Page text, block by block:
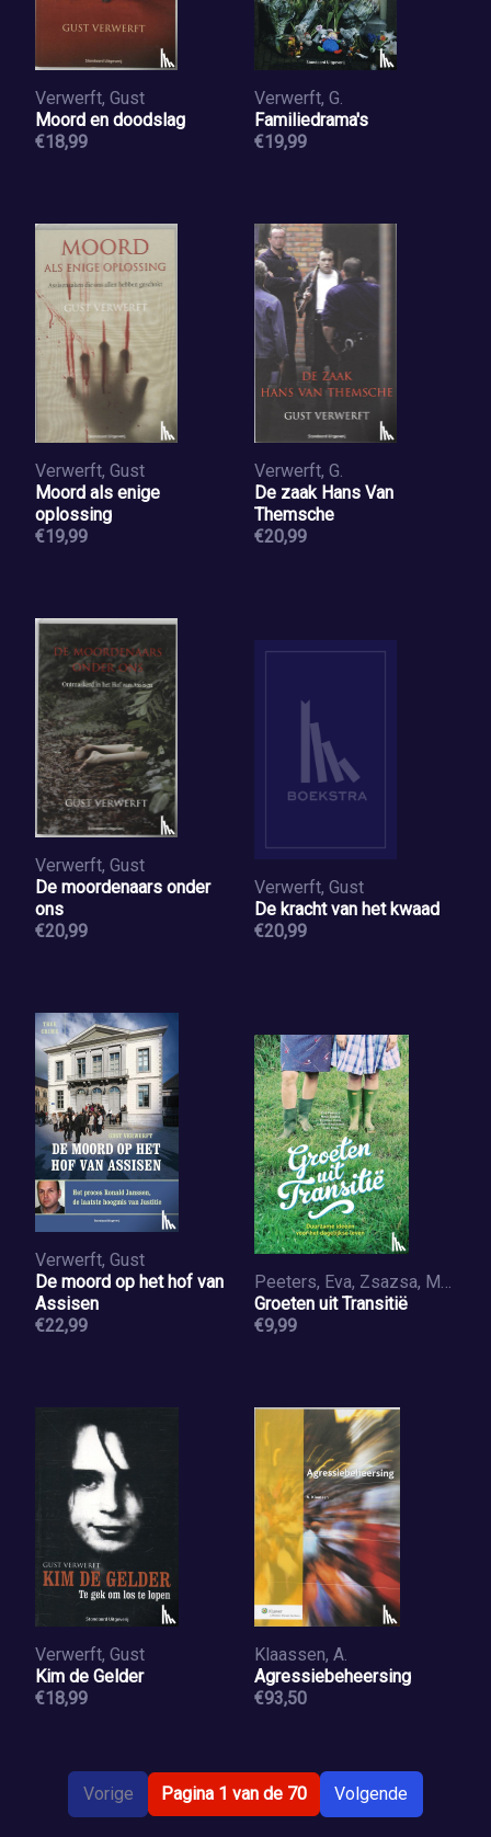
Verwerft, Gust
Moord en doodslag
€18,99
Verwerft, G.
Familiedrama's
€19,99
Verwerft, Gust
Moord als enige
oplossing
€19,99
Verwerft, G.
De zaak Hans Van
Themsche
€20,99
Verwerft, Gust
De moordenaars onder
ons
€20,99
Verwerft, Gust
De kracht van het kwaad
€20,99
Verwerft, Gust
De moord op het hof van
Assisen
€22,99
Peeters, Eva, Zsazsa, Mme, Hens, Kristien, Rous, Joke, Knockaert, Dorien
Groeten uit Transitië
€9,99
Verwerft, Gust
Kim de Gelder
€18,99
Klaassen, A.
Agressiebeheersing
€93,50
Vorige Pagina 1 van de 70 Volgende